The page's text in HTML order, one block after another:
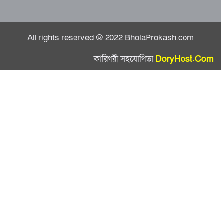
All rights reserved © 2022 BholaProkash.com
কারিগরী সহযোগিতাDoryHost.Com